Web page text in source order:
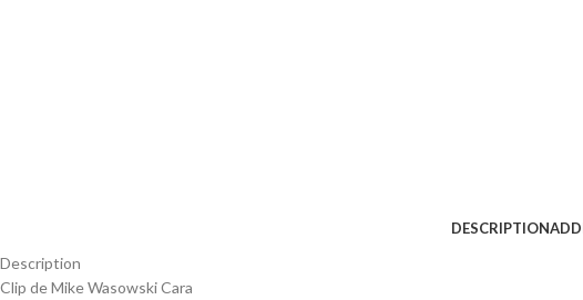
DESCRIPTION
Description
Clip de Mike Wasowski Cara